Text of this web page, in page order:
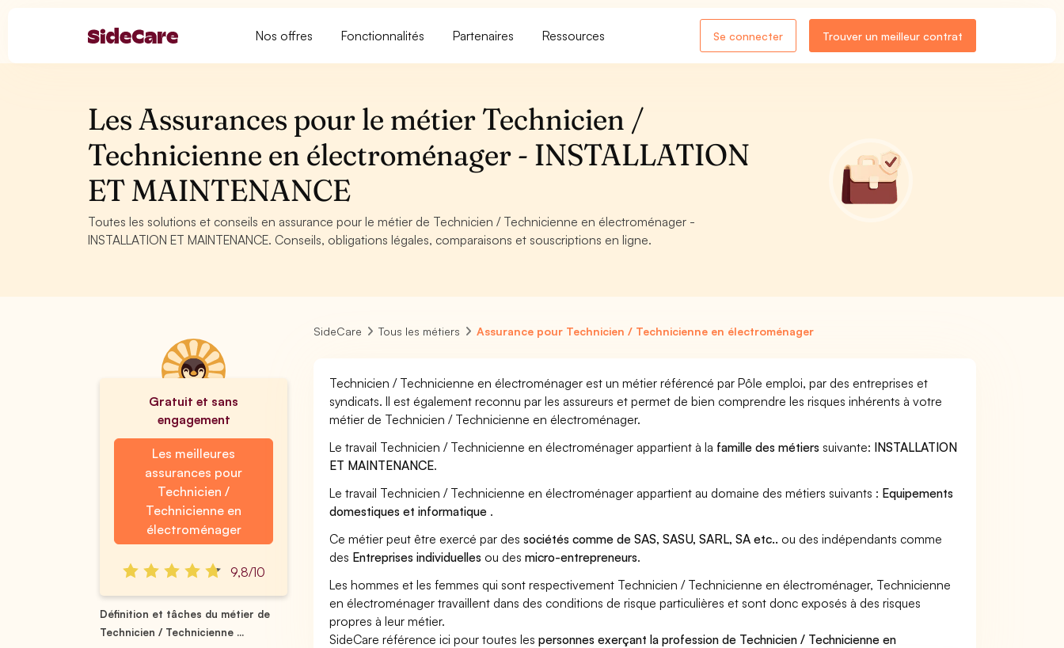
Nos offres Fonctionnalités Partenaires Ressources Se connecter Trouver un meilleur contrat
Les Assurances pour le métier Technicien /
Technicienne en électroménager - INSTALLATION
ET MAINTENANCE
Toutes les solutions et conseils en assurance pour le métier de Technicien / Technicienne en électroménager -
INSTALLATION ET MAINTENANCE. Conseils, obligations légales, comparaisons et souscriptions en ligne.
Gratuit et sans
engagement
Les meilleures
assurances pour
Technicien /
Technicienne en
électroménager
9,8/10
Définition et tâches du métier de
Technicien / Technicienne ...
SideCare Tous les métiers Assurance pour Technicien / Technicienne en électroménager
Technicien / Technicienne en électroménager est un métier référencé par Pôle emploi, par des entreprises et
syndicats. Il est également reconnu par les assureurs et permet de bien comprendre les risques inhérents à votre
métier de Technicien / Technicienne en électroménager.
Le travail Technicien / Technicienne en électroménager appartient à la famille des métiers suivante: INSTALLATION
ET MAINTENANCE.
Le travail Technicien / Technicienne en électroménager appartient au domaine des métiers suivants : Equipements
domestiques et informatique .
Ce métier peut être exercé par dessociétés comme de SAS, SASU, SARL, SA etc.. ou des indépendants comme
des Entreprises individuelles ou desmicro-entrepreneurs.
Les hommes et les femmes qui sont respectivement Technicien / Technicienne en électroménager, Technicienne
en électroménager travaillent dans des conditions de risque particulières et sont donc exposés à des risques
propres à leur métier.
SideCare référence ici pour toutes lespersonnes exerçant la profession de Technicien / Technicienne en